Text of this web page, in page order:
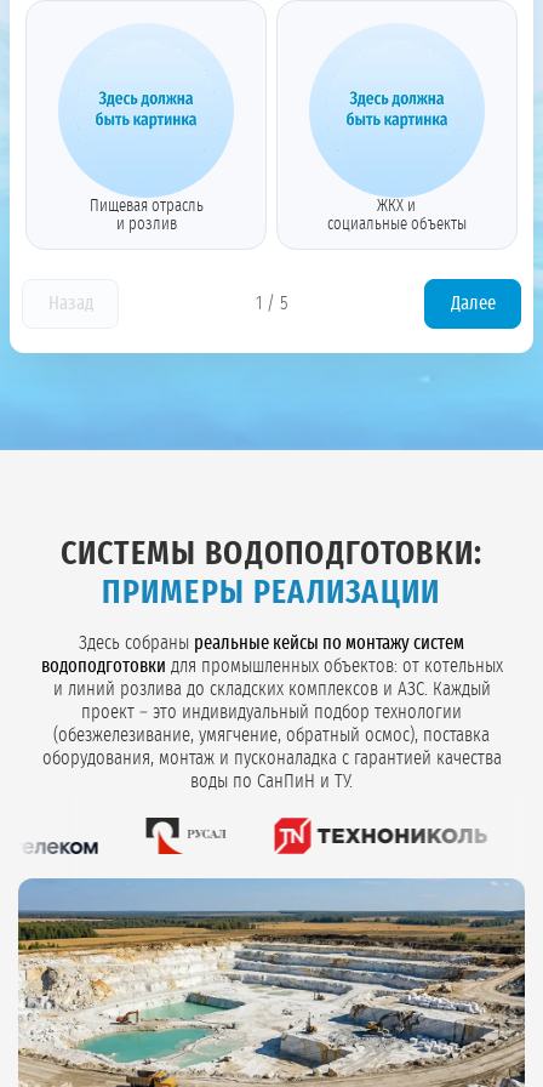
Пищевая отрасль
и розлив
ЖКХ и
социальные объекты
Назад 1 / 5 Далее
СИСТЕМЫ ВОДОПОДГОТОВКИ:
ПРИМЕРЫ РЕАЛИЗАЦИИ
Здесь собраны реальные кейсы по монтажу систем
водоподготовки для промышленных объектов: от котельных
и линий розлива до складских комплексов и АЗС. Каждый
проект – это индивидуальный подбор технологии
(обезжелезивание, умягчение, обратный осмос), поставка
оборудования, монтаж и пусконаладка с гарантией качества
воды по СанПиН и ТУ.